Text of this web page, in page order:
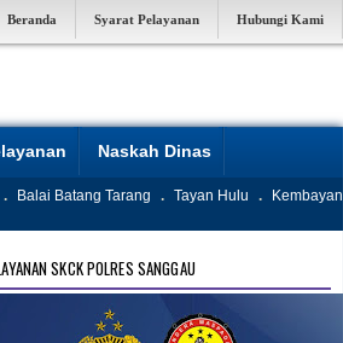
Beranda Syarat Pelayanan Hubungi Kami
Naskah Dinas
. Balai Batang Tarang . Tayan Hulu .
Kembayan
SKCK POLRES SANGGAU